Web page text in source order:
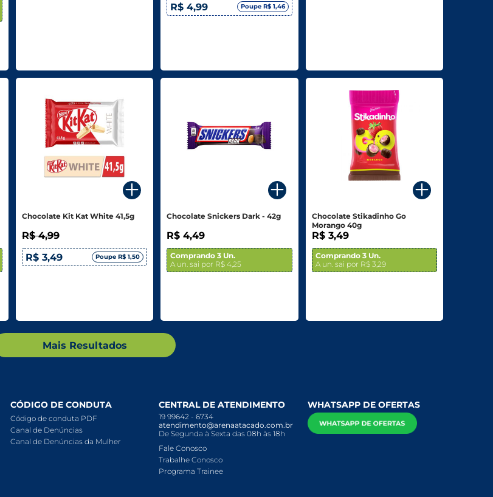
R$ 4,99
Poupe R$ 1,46
Chocolate Kit Kat White 41,5g
R$ 4,99
R$ 3,49
Poupe R$ 1,50
Chocolate Snickers Dark - 42g
R$ 4,49
Comprando 3 Un.
A un. sai por R$ 4,25
Chocolate Stikadinho Go
Morango 40g
R$ 3,49
Comprando 3 Un.
A un. sai por R$ 3,29
Mais Resultados
CÓDIGO DE CONDUTA
Código de conduta PDF
Canal de Denúncias
Canal de Denúncias da Mulher
CENTRAL DE ATENDIMENTO
19 99642 - 6734
atendimento@arenaatacado.com.br
De Segunda à Sexta das 08h às 18h
Fale Conosco
Trabalhe Conosco
Programa Trainee
WHATSAPP DE OFERTAS